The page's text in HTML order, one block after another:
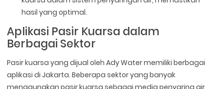
hasil yang optimal.
Aplikasi Pasir Kuarsa dalam
Berbagai Sektor
Pasir kuarsa yang dijual oleh Ady Water memiliki berbagai
aplikasi di Jakarta. Beberapa sektor yang banyak